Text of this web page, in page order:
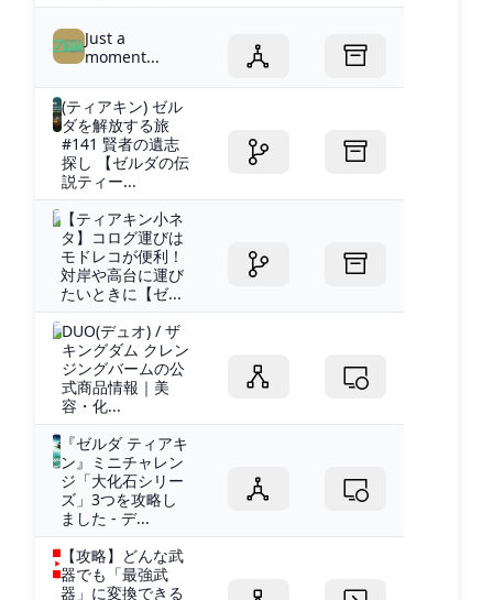
Just a
moment...
(ティアキン) ゼル
ダを解放する旅
#141 賢者の遺志
探し 【ゼルダの伝
説ティー...
【ティアキン小ネ
タ】コログ運びは
モドレコが便利！
対岸や高台に運び
たいときに【ゼ...
DUO(デュオ) / ザ
キングダム クレン
ジングバームの公
式商品情報｜美
容・化...
『ゼルダ ティアキ
ン』ミニチャレン
ジ「大化石シリー
ズ」3つを攻略し
ました - デ...
【攻略】どんな武
器でも「最強武
器」に変換できる